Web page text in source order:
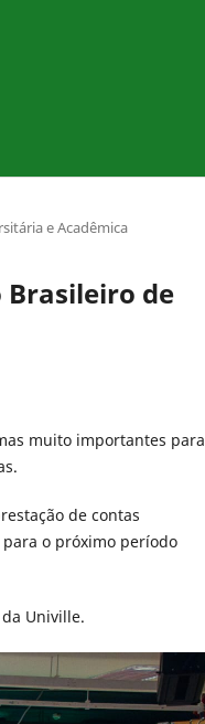
e Acadêmica
Brasileiro de
muito importantes para
de contas
o próximo período
Univille.